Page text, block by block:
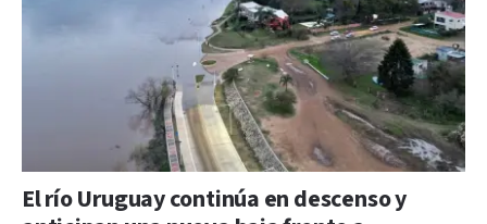
El río Uruguay continúa en descenso y